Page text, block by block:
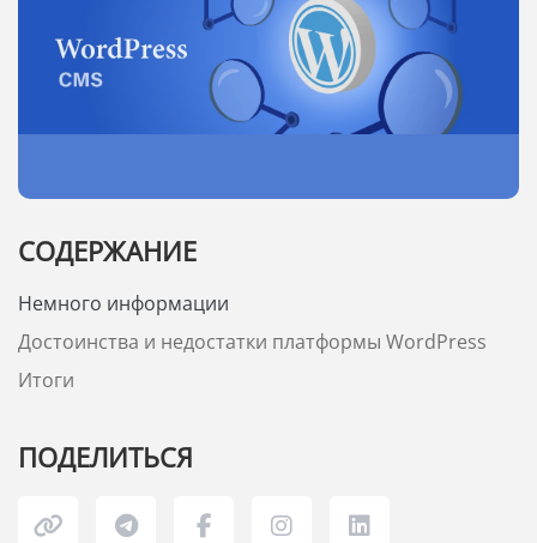
СОДЕРЖАНИЕ
Немного информации
Достоинства и недостатки платформы WordPress
Итоги
ПОДЕЛИТЬСЯ